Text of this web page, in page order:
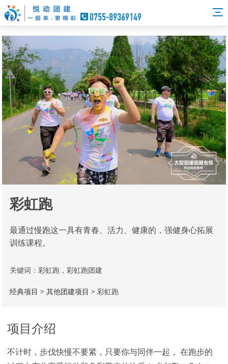
0755-89369149
彩虹跑
最通过慢跑这一具有青春、活力、健康的，强健身心拓展
训练课程。
关键词：彩虹跑，彩虹跑团建
经典项目 >其他团建项目 > 彩虹跑
项目介绍
不计时，步伐快慢不要紧，只要你与同伴一起， 在跑步的